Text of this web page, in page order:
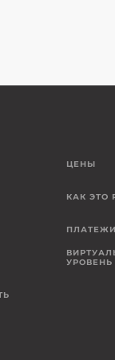
ЦЕНЫ
КАК ЭТО
ПЛАТЕЖИ
УРОВЕНЬ